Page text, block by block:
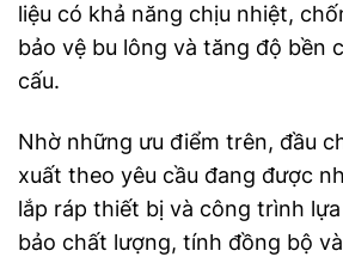
liệu có khả năng chịu nhiệt,
bảo vệ bu lông và tăng độ bền
cấu.
Nhờ những ưu điểm trên, đầu
xuất theo yêu cầu đang được
lắp ráp thiết bị và công trình
bảo chất lượng, tính đồng bộ